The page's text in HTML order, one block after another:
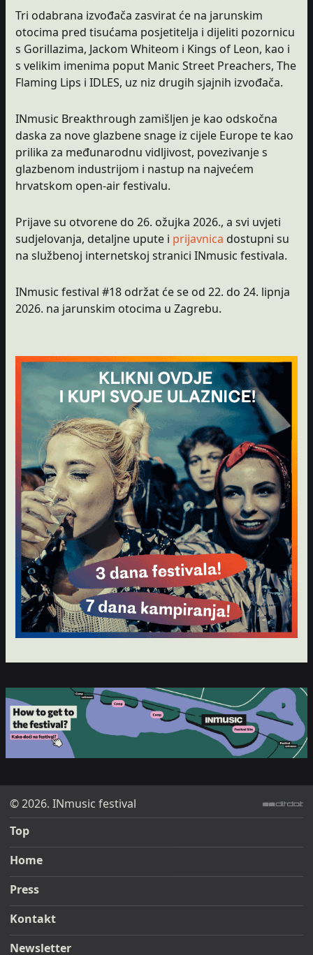
Tri odabrana izvođača zasvirat će na jarunskim
otocima pred tisućama posjetitelja i dijeliti pozornicu
s Gorillazima, Jackom Whiteom i Kings of Leon, kao i
s velikim imenima poput Manic Street Preachers, The
Flaming Lips i IDLES, uz niz drugih sjajnih izvođača.
INmusic Breakthrough zamišljen je kao odskočna
daska za nove glazbene snage iz cijele Europe te kao
prilika za međunarodnu vidljivost, povezivanje s
glazbenom industrijom i nastup na najvećem
hrvatskom open-air festivalu.
Prijave su otvorene do 26. ožujka 2026., a svi uvjeti
sudjelovanja, detaljne upute i prijavnica dostupni su
na službenoj internetskoj stranici INmusic festivala.
INmusic festival #18 održat će se od 22. do 24. lipnja
2026. na jarunskim otocima u Zagrebu.
© 2026. INmusic festival
Top
Home
Press
Kontakt
Newsletter
ditdot web design & development